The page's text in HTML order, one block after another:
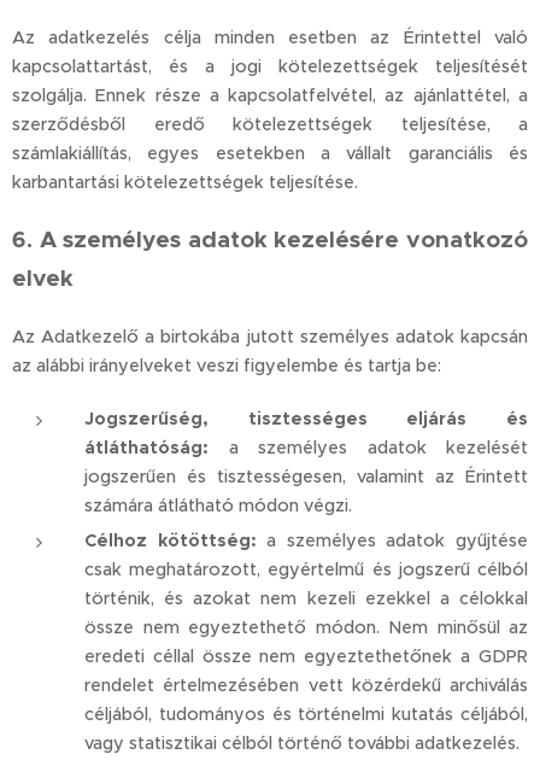
Az adatkezelés célja minden esetben az Érintettel való
kapcsolattartást, és a jogi kötelezettségek teljesítését
szolgálja. Ennek része a kapcsolatfelvétel, az ajánlattétel, a
szerződésből eredő kötelezettségek teljesítése, a
számlakiállítás, egyes esetekben a vállalt garanciális és
karbantartási kötelezettségek teljesítése.
6. A személyes adatok kezelésére vonatkozó
elvek
Az Adatkezelő a birtokába jutott személyes adatok kapcsán
az alábbi irányelveket veszi figyelembe és tartja be:
Jogszerűség, tisztességes eljárás és
átláthatóság: a személyes adatok kezelését
jogszerűen és tisztességesen, valamint az Érintett
számára átlátható módon végzi.
Célhoz kötöttség: a személyes adatok gyűjtése
csak meghatározott, egyértelmű és jogszerű célból
történik, és azokat nem kezeli ezekkel a célokkal
össze nem egyeztethető módon. Nem minősül az
eredeti céllal össze nem egyeztethetőnek a GDPR
rendelet értelmezésében vett közérdekű archiválás
céljából, tudományos és történelmi kutatás céljából,
vagy statisztikai célból történő további adatkezelés.